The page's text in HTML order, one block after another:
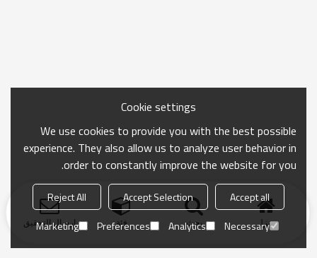
منزل بحث فئة ارسال التحقيق
Cookie settings
We use cookies to provide you with the best possible
experience. They also allow us to analyze user behavior in
order to constantly improve the website for you.
Accept all
Accept Selection
Reject All
Necessary
Analytics
Preferences
Marketing